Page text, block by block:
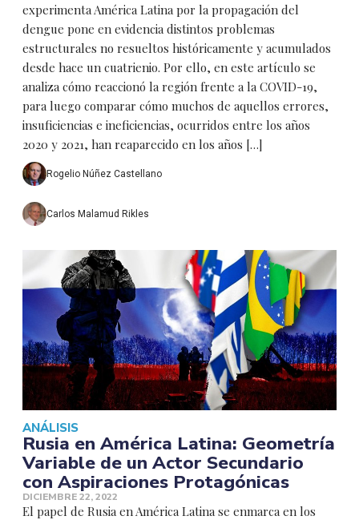
experimenta América Latina por la propagación del
dengue pone en evidencia distintos problemas
estructurales no resueltos históricamente y acumulados
desde hace un cuatrienio. Por ello, en este artículo se
analiza cómo reaccionó la región frente a la COVID-19,
para luego comparar cómo muchos de aquellos errores,
insuficiencias e ineficiencias, ocurridos entre los años
2020 y 2021, han reaparecido en los años […]
Rogelio Núñez Castellano
Carlos Malamud Rikles
ANÁLISIS
Rusia en América Latina: Geometría
Variable de un Actor Secundario
con Aspiraciones Protagónicas
DICIEMBRE 22, 2022
El papel de Rusia en América Latina se enmarca en los